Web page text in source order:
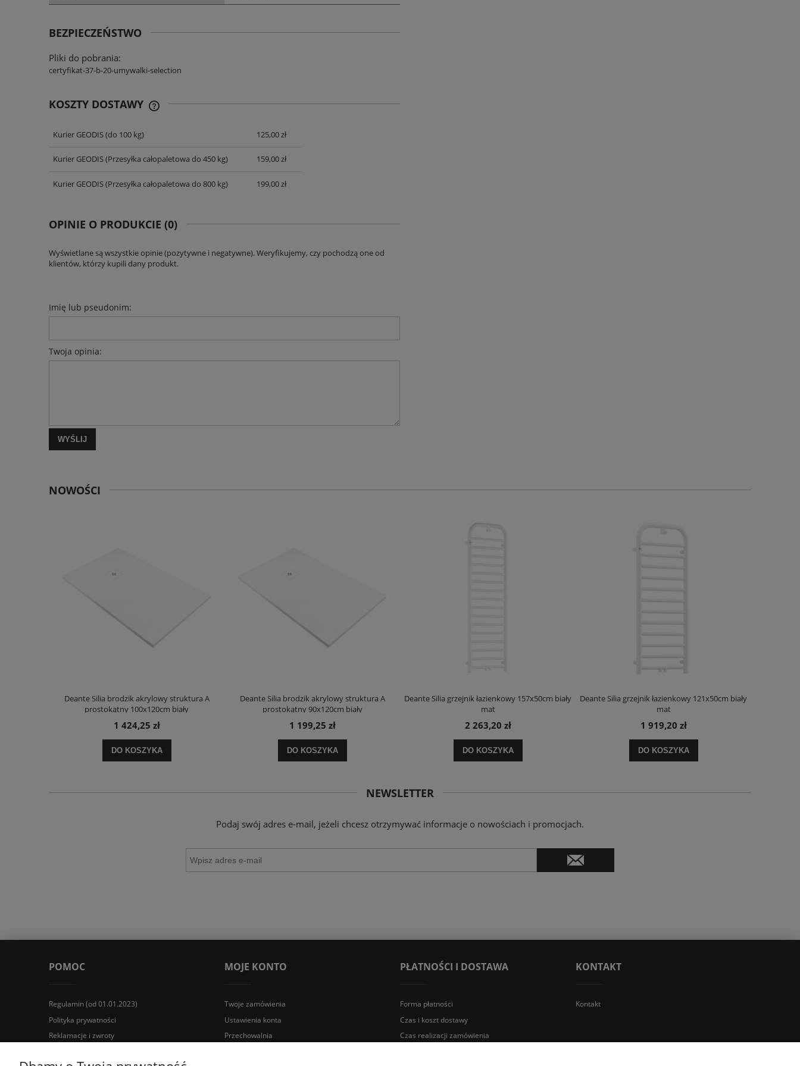
BEZPIECZEŃSTWO
Pliki do pobrania:
certyfikat-37-b-20-umywalki-selection
KOSZTY DOSTAWY
CENA NIE ZAWIERA EWENTUALNYCH
Kurier GEODIS(do 100 kg) 125,00 zł
Kurier GEODIS(Przesyłka całopaletowa do 450 kg) 159,00 zł
Kurier GEODIS(Przesyłka całopaletowa do 800 kg) 199,00 zł
OPINIE O PRODUKCIE (0)
Wyświetlane są wszystkie opinie (pozytywne i negatywne). Weryfikujemy, czy pochodzą one od
klientów, którzy kupili dany produkt.
Imię lub pseudonim:
Twoja opinia:
WYŚLIJ
NOWOŚCI
Deante Silia brodzik akrylowy struktura A
prostokątny 100x120cm biały
1 424,25 zł
DO KOSZYKA
Deante Silia brodzik akrylowy struktura A
prostokątny 90x120cm biały
1 199,25 zł
DO KOSZYKA
Deante Silia grzejnik łazienkowy 157x50cm biały
mat
2 263,20 zł
DO KOSZYKA
Deante Silia grzejnik łazienkowy 121x50cm biały
mat
1 919,20 zł
DO KOSZYKA
NEWSLETTER
Podaj swój adres e-mail, jeżeli chcesz otrzymywać informacje o nowościach i promocjach.
POMOC
Regulamin (od 01.01.2023)
Polityka prywatności
Reklamacje i zwroty
MOJE KONTO
Twoje zamówienia
Ustawienia konta
Przechowalnia
PŁATNOŚCI I DOSTAWA
Forma płatności
Czas i koszt dostawy
Czas realizacji zamówienia
KONTAKT
Kontakt
Wyposażenie łazienek Łazienki.eco | Pawła 23, 41-708 Ruda Śląska | E-mail: sklep@lazienki.eco | Tel.: 600 012 164 lub 600 012 159 | TGS Przemysław Stoń | NIP: 6312213594 | REGON: 276403698